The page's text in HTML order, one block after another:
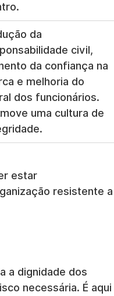
da
civil,
da confiança na
e melhoria do
dos funcionários.
uma cultura de
estar
resistente a
a dignidade dos
necessária. É aqui